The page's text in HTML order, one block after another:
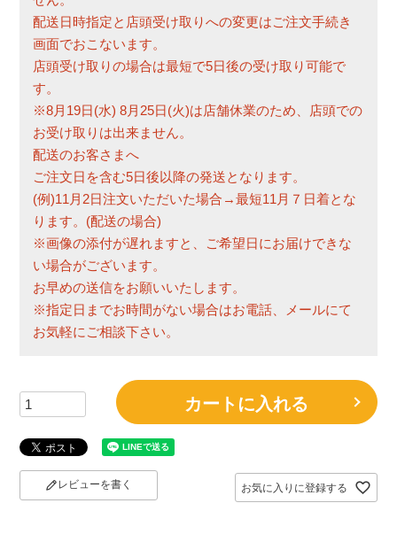
配送日時指定と店頭受け取りへの変更はご注文手続き
画面でおこないます。
店頭受け取りの場合は最短で5日後の受け取り可能で
す。
※8月19日(水) 8月25日(火)は店舗休業のため、店頭での
お受け取りは出来ません。
配送のお客さまへ
ご注文日を含む5日後以降の発送となります。
(例)11月2日注文いただいた場合→最短11月７日着とな
ります。(配送の場合)
※画像の添付が遅れますと、ご希望日にお届けできな
い場合がございます。
お早めの送信をお願いいたします。
※指定日までお時間がない場合はお電話、メールにて
お気軽にご相談下さい。
お気に入りに登録する
カートに入れる
レビューを書く